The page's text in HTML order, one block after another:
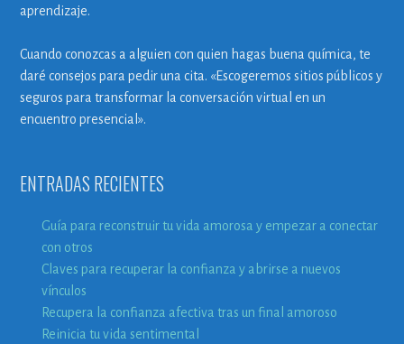
aprendizaje.
Cuando conozcas a alguien con quien hagas buena química, te
daré consejos para pedir una cita. «Escogeremos sitios públicos y
seguros para transformar la conversación virtual en un
encuentro presencial».
ENTRADAS RECIENTES
Guía para reconstruir tu vida amorosa y empezar a conectar
con otros
Claves para recuperar la confianza y abrirse a nuevos
vínculos
Recupera la confianza afectiva tras un final amoroso
Reinicia tu vida sentimental